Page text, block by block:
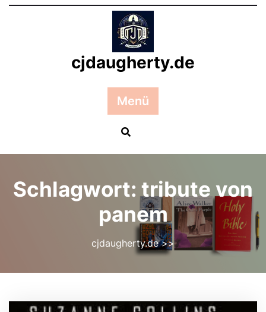
Zum
cjdaugherty.de
Menü
Schlagwort: tribute von
panem
cjdaugherty.de>>